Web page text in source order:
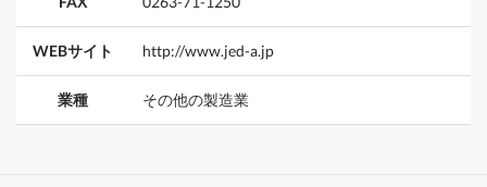
WEBサイト http://www.jed-a.jp
業種 その他の製造業